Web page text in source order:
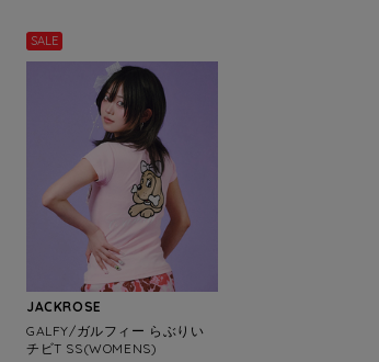
SALE
JACKROSE
GALFY/ガルフィー らぶりい
チビT SS(WOMENS)